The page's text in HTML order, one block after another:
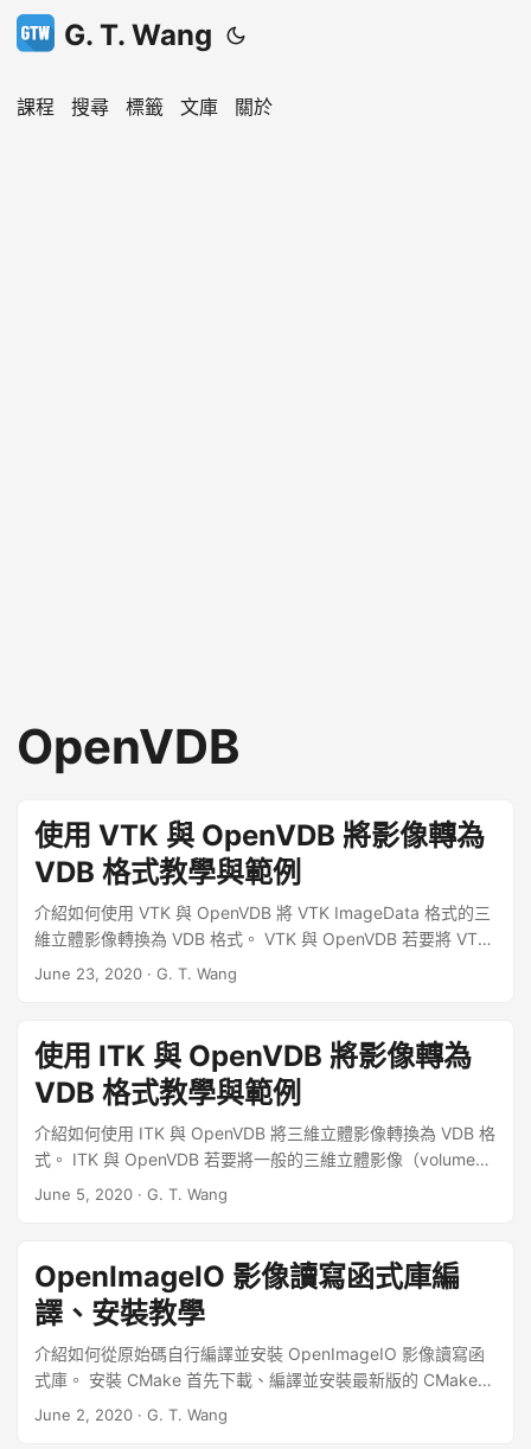
G. T. Wang
課程 搜尋 標籤 文庫 關於
OpenVDB
使用 VTK 與 OpenVDB 將影像轉為
VDB 格式教學與範例
介紹如何使用 VTK 與 OpenVDB 將 VTK ImageData 格式的三
維立體影像轉換為 VDB 格式。 VTK 與 OpenVDB 若要將 VTK
ImageData 格式（*.vti 檔案）的三維立體影像（volume
本的實作程式碼。 ...
June 23, 2020 · G. T. Wang
使用 ITK 與 OpenVDB 將影像轉為
VDB 格式教學與範例
介紹如何使用 ITK 與 OpenVDB 將三維立體影像轉換為 VDB 格
式。 ITK 與 OpenVDB 若要將一般的三維立體影像（volume
image）轉換為 VDB 格式，可以使用 ITK 函式庫讀取各種三維
June 5, 2020 · G. T. Wang
OpenImageIO 影像讀寫函式庫編
譯、安裝教學
介紹如何從原始碼自行編譯並安裝 OpenImageIO 影像讀寫函
式庫。 安裝 CMake 首先下載、編譯並安裝最新版的 CMake：
# 下載、編譯、安裝 CMake wget
June 2, 2020 · G. T. Wang